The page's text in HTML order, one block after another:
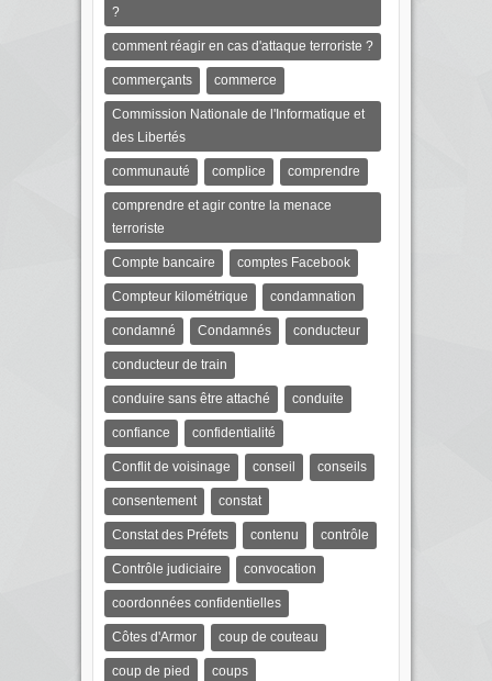
?
comment réagir en cas d'attaque terroriste ?
commerçants commerce
Commission Nationale de l'Informatique et
des Libertés
communauté complice comprendre
comprendre et agir contre la menace
terroriste
Compte bancaire comptes Facebook
Compteur kilométrique condamnation
condamné Condamnés conducteur
conducteur de train
conduire sans être attaché conduite
confiance confidentialité
Conflit de voisinage conseil conseils
consentement constat
Constat des Préfets contenu contrôle
Contrôle judiciaire convocation
coordonnées confidentielles
Côtes d'Armor coup de couteau
coup de pied coups